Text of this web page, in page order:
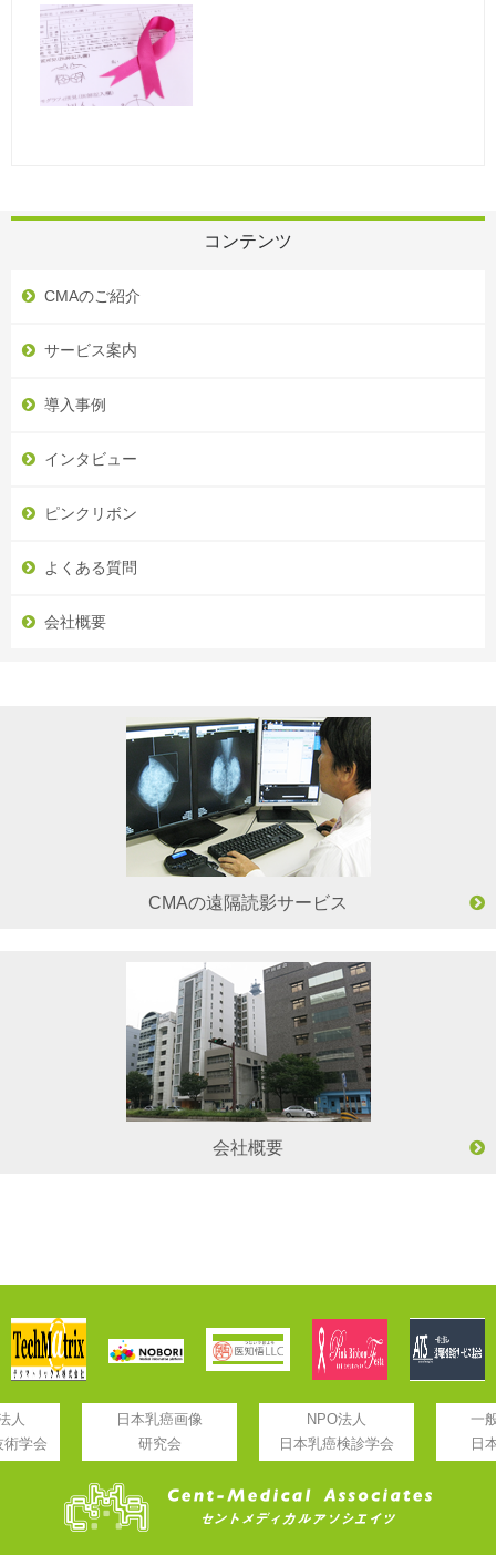
コンテンツ
CMAのご紹介
サービス案内
導入事例
インタビュー
ピンクリボン
よくある質問
会社概要
CMAの遠隔読影サービス
会社概要
人
術学会
日本乳癌画像
研究会
NPO法人
日本乳癌検診学会
一
日